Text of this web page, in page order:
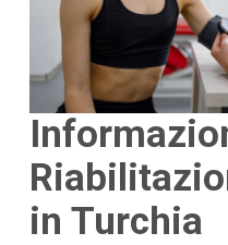
in Turchia